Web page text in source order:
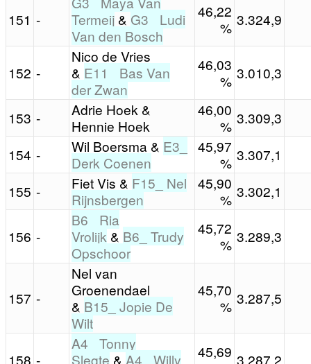
151 -
Termeij & G3_ Ludi
Van den Bosch
46,22
% 3.324,9
152 -
Nico de Vries
& E11_ Bas Van
der Zwan
46,03
% 3.010,3
153 -
Adrie Hoek &
Hennie Hoek
46,00
% 3.309,3
154 - Wil Boersma & E3_
Derk Coenen
45,97
% 3.307,1
155 - Fiet Vis & F15_ Nel
Rijnsbergen
45,90
% 3.302,1
156 -
B6_ Ria
Vrolijk & B6_ Trudy
Opschoor
45,72
% 3.289,3
157 -
Nel van
Groenendael
& B15_ Jopie De
Wilt
45,70
% 3.287,5
158 -
A4_ Tonny
Slegte & A4_ Willy
45,69 3.287,2